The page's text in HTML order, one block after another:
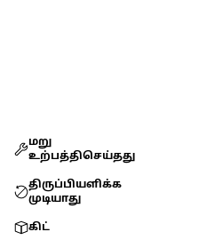
மறு
உற்பத்திசெய்தது
திருப்பியளிக்க
முடியாது
கிட்